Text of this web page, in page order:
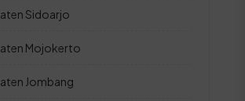
Sidoarjo
Mojokerto
Jombang